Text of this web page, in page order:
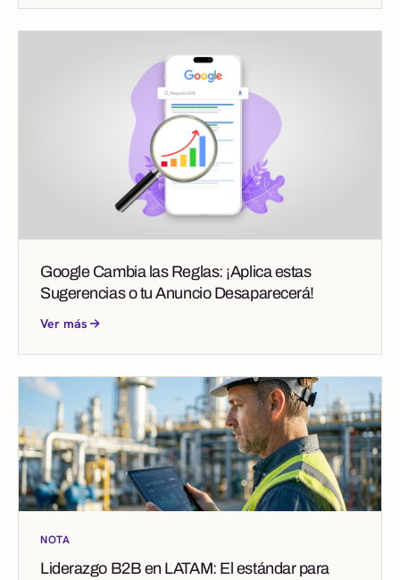
Google Cambia las Reglas: ¡Aplica estas
Sugerencias o tu Anuncio Desaparecerá!
Ver más
NOTA
Liderazgo B2B en LATAM: El estándar para